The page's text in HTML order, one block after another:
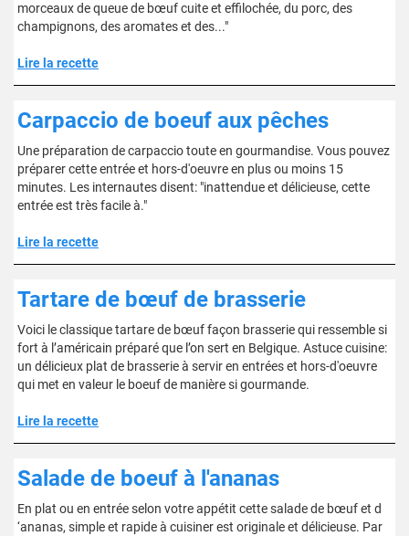
morceaux de queue de bœuf cuite et effilochée, du porc, des
champignons, des aromates et des..."
Lire la recette
Carpaccio de boeuf aux pêches
Une préparation de carpaccio toute en gourmandise. Vous pouvez
préparer cette entrée et hors-d'oeuvre en plus ou moins 15
minutes. Les internautes disent: "inattendue et délicieuse, cette
entrée est très facile à."
Lire la recette
Tartare de bœuf de brasserie
Voici le classique tartare de bœuf façon brasserie qui ressemble si
fort à l’américain préparé que l’on sert en Belgique. Astuce cuisine:
un délicieux plat de brasserie à servir en entrées et hors-d'oeuvre
qui met en valeur le boeuf de manière si gourmande.
Lire la recette
Salade de boeuf à l'ananas
En plat ou en entrée selon votre appétit cette salade de bœuf et d
‘ananas, simple et rapide à cuisiner est originale et délicieuse. Par